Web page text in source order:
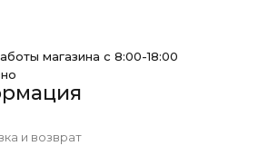
магазина с 8:00-18:00
и возврат